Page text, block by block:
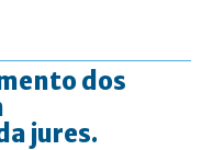
dos
jures.